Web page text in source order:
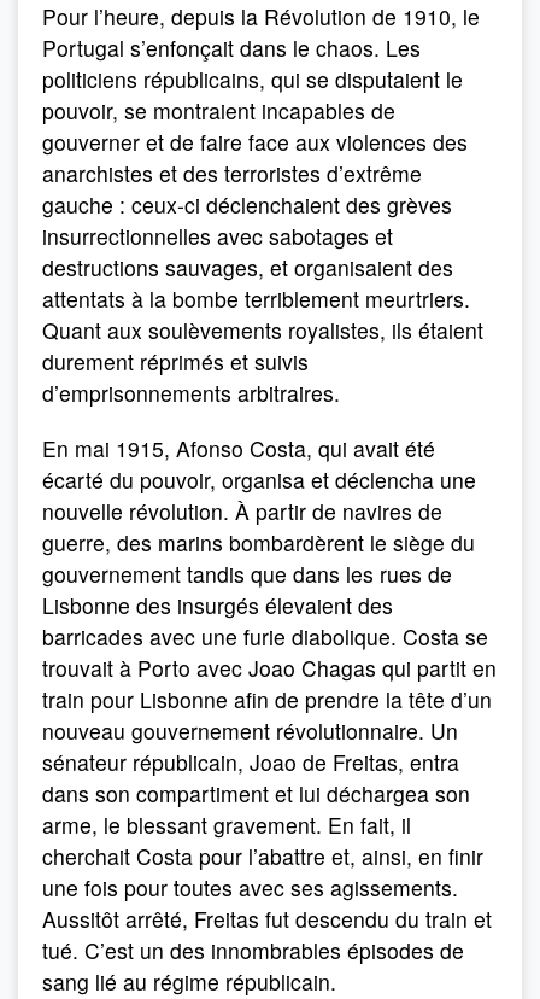
Pour l’heure, depuis la Révolution de 1910, le
Portugal s’enfonçait dans le chaos. Les
politiciens républicains, qui se disputaient le
pouvoir, se montraient incapables de
gouverner et de faire face aux violences des
anarchistes et des terroristes d’extrême
gauche : ceux-ci déclenchaient des grèves
insurrectionnelles avec sabotages et
destructions sauvages, et organisaient des
attentats à la bombe terriblement meurtriers.
Quant aux soulèvements royalistes, ils étaient
durement réprimés et suivis
d’emprisonnements arbitraires.
En mai 1915, Afonso Costa, qui avait été
écarté du pouvoir, organisa et déclencha une
nouvelle révolution. À partir de navires de
guerre, des marins bombardèrent le siège du
gouvernement tandis que dans les rues de
Lisbonne des insurgés élevaient des
barricades avec une furie diabolique. Costa se
trouvait à Porto avec Joao Chagas qui partit en
train pour Lisbonne afin de prendre la tête d’un
nouveau gouvernement révolutionnaire. Un
sénateur républicain, Joao de Freitas, entra
dans son compartiment et lui déchargea son
arme, le blessant gravement. En fait, il
cherchait Costa pour l’abattre et, ainsi, en finir
une fois pour toutes avec ses agissements.
Aussitôt arrêté, Freitas fut descendu du train et
tué. C’est un des innombrables épisodes de
sang lié au régime républicain.